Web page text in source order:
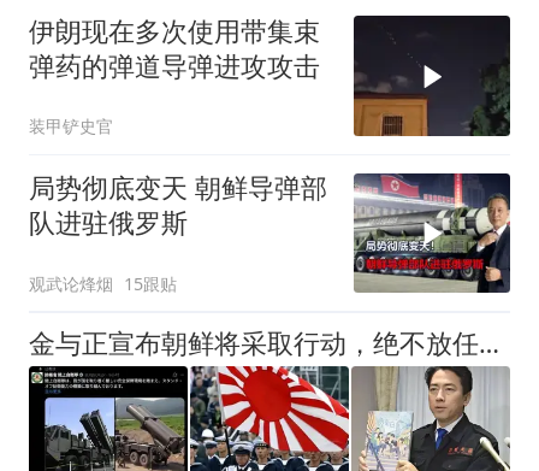
伊朗现在多次使用带集束
弹药的弹道导弹进攻攻击
装甲铲史官
局势彻底变天 朝鲜导弹部
队进驻俄罗斯
观武论烽烟 15跟贴
金与正宣布朝鲜将采取行动，绝不放任日本撒野，不能让人类再遭灾祸